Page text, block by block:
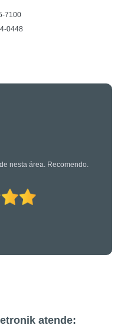
7100
0448
Rueda
de primeira!
atende: